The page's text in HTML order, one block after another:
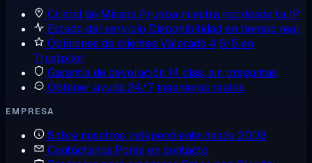
Cristal de Mirada Prueba nuestra red desde tu IP
Estado del servicio Disponibilidad en tiempo real
Opiniones de clientes Valorado 4,6/5 en
Trustpilot
Garantía de devolución 14 días, sin preguntas
Obtener ayuda 24/7, ingenieros reales
EMPRESA
Sobre nosotros Independiente desde 2008
Contáctanos Ponte en contacto